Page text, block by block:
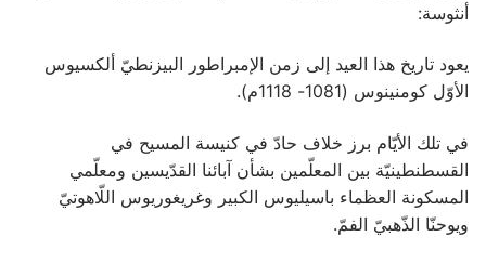
أنثوسة:
يعود تاريخ هذا العيد إلى زمن الإمبراطور البيزنطيّ ألكسيوس
الأوّل كومنينوس (1081- 1118م).
في تلك الأيّام برز خلاف حادّ في كنيسة المسيح في
القسطنطينيّة بين المعلّمين بشأن آبائنا القدّيسين ومعلّمي
المسكونة العظماء باسيليوس الكبير وغريغوريوس اللّاهوتيّ
ويوحنّا الذّهبيّ الفمّ.